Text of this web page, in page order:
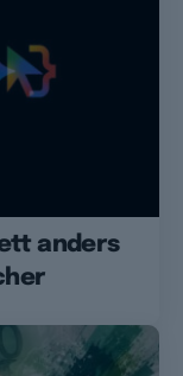
anders